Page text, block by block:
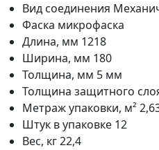
Вид соединения
Фаска микрофаска
Длина, мм 1218
Ширина, мм 180
Толщина, мм 5 мм
Толщина защитного
Метраж упаковки, м²
Штук в упаковке 12
Вес, кг22,4